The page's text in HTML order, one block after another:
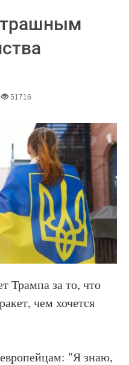
51716
Трампа за то, что
чем хочется
европейцам: "Я знаю,